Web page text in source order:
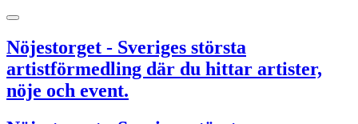
Nöjestorget - Sveriges största
artistförmedling där du hittar artister,
nöje och event.